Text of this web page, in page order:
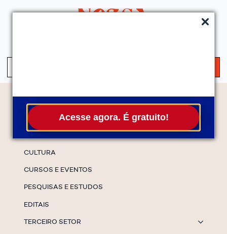
Acesse agora. É gratuito!
Temas
CULTURA
CURSOS E EVENTOS
PESQUISAS E ESTUDOS
EDITAIS
TERCEIRO SETOR